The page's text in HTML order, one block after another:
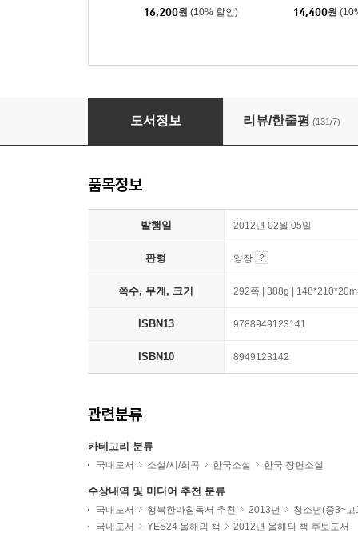
16,200원 (10% 할인) 14,400원
가시고백
도서정보 리뷰/한줄평 (131/7)
품목정보
발행일 2012년 02월 05일
판형 양장
쪽수, 무게, 크기 292쪽 | 388g |
ISBN13 9788949123141
ISBN10 8949123142
관련분류
카테고리 분류
국내도서 소설/시/희곡 한국소설 한국 장편소설
수상내역 및 미디어 추천 분류
국내도서 행복한아침독서 추천 2013년
청소년(중3~
국내도서
YES24 올해의 책 2012년 올해의 책 후보도서